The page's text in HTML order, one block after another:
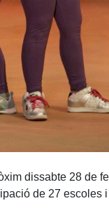
dissabte 28 de
de 27 escoles